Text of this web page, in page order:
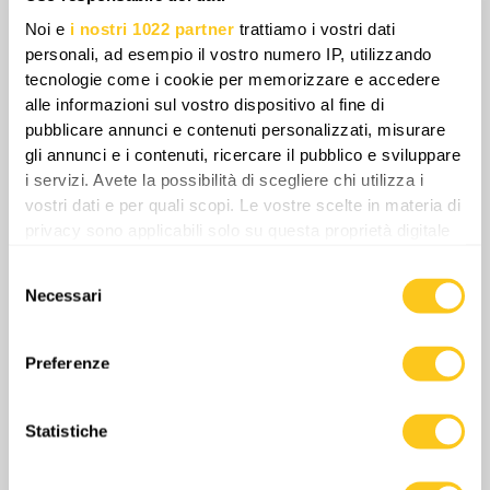
Noi e i nostri 1022 partner trattiamo i vostri dati
personali, ad esempio il vostro numero IP, utilizzando
tecnologie come i cookie per memorizzare e accedere
alle informazioni sul vostro dispositivo al fine di
pubblicare annunci e contenuti personalizzati, misurare
gli annunci e i contenuti, ricercare il pubblico e sviluppare
i servizi. Avete la possibilità di scegliere chi utilizza i
vostri dati e per quali scopi. Le vostre scelte in materia di
privacy sono applicabili solo su questa proprietà digitale
modificare o revocare il proprio consenso in qualsiasi
momento dalla Dichiarazione sui cookie o facendo clic
geografica, con un'approssimazione di qualche
Identificare il tuo dispositivo, scansionandolo
delNecessari
Preferenze
Statistiche
guerra russa contro l’umanità e contro lo
stato ucraino.
Questo segna una svolta netta: sebbene i
media azeri non siano mai stati apertamente
filorussi, l’attuale impennata nella copertura